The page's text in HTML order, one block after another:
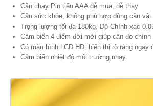
Cân chạy Pin tiểu AAA dễ mua, dễ thay
Cân sức khỏe, không phù hợp dùng cân vật
Trọng lượng tối đa 180kg, Độ Chính xác
Cảm biến 4 điểm đời mới giúp cân đo
Có màn hình LCD HD, hiển thị rõ ràng ngay
Cảm biến nhiệt độ môi trường nhạy.